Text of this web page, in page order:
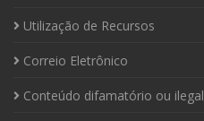
Utilização de Recursos
Correio Eletrônico
Conteúdo difamatório ou ilegal